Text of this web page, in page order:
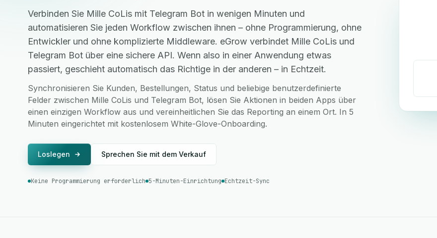
Verbinden Sie Mille CoLis mit Telegram Bot in wenigen Minuten und
automatisieren Sie jeden Workflow zwischen ihnen – ohne Programmierung, ohne
Entwickler und ohne komplizierte Middleware. eGrow verbindet Mille CoLis und
Telegram Bot über eine sichere API. Wenn also in einer Anwendung etwas
passiert, geschieht automatisch das Richtige in der anderen – in Echtzeit.
Synchronisieren Sie Kunden, Bestellungen, Status und beliebige benutzerdefinierte
Felder zwischen Mille CoLis und Telegram Bot, lösen Sie Aktionen in beiden Apps über
einen einzigen Workflow aus und vereinheitlichen Sie das Reporting an einem Ort. In 5
Minuten eingerichtet mit kostenlosem White-Glove-Onboarding.
Loslegen Sprechen Sie mit dem Verkauf
Keine Programmierung erforderlich 5-Minuten-Einrichtung Echtzeit-Sync